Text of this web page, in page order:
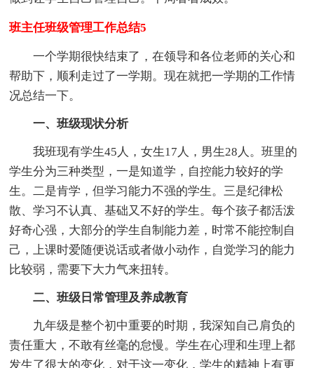
班主任班级管理工作总结5
一个学期很快结束了，在领导和各位老师的关心和
帮助下，顺利走过了一学期。现在就把一学期的工作情
况总结一下。
一、班级现状分析
我班现有学生45人，女生17人，男生28人。班里的
学生分为三种类型，一是知道学，自控能力较好的学
生。二是肯学，但学习能力不强的学生。三是纪律松
散、学习不认真、基础又不好的学生。每个孩子都活泼
好奇心强，大部分的学生自制能力差，时常不能控制自
己，上课时爱随便说话或者做小动作，自觉学习的能力
比较弱，需要下大力气来扭转。
二、班级日常管理及养成教育
九年级是整个初中重要的时期，我深知自己肩负的
责任重大，不敢有丝毫的怠慢。学生在心理和生理上都
发生了很大的变化，对于这一变化，学生的精神上有更